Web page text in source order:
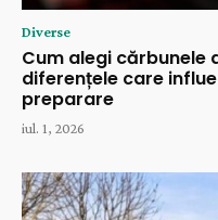
Diverse
Cum alegi
diferențele care
preparare
iul. 1, 2026